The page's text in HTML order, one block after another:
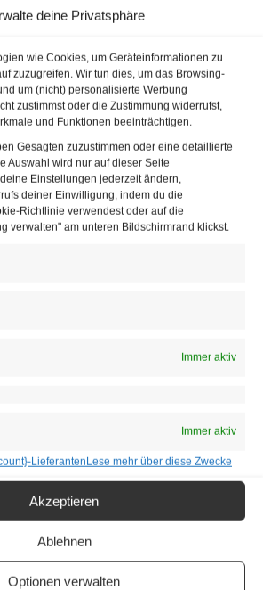
deine Privatsphäre
wie Cookies, um Geräteinformationen zu
zuzugreifen. Wir tun dies, um das Browsing-
um (nicht) personalisierte Werbung
zustimmst oder die Zustimmung widerrufst,
und Funktionen beeinträchtigen.
Gesagten zuzustimmen oder eine detaillierte
Auswahl wird nur auf dieser Seite
Einstellungen jederzeit ändern,
deiner Einwilligung, indem du die
Richtlinie verwendest oder auf die
verwalten" am unteren Bildschirmrand klickst.
Immer aktiv
Immer aktiv
LieferantenLese mehr über diese Zwecke
Akzeptieren
Ablehnen
Optionen verwalten
die an diesem
Mediaset, Kretinsky und KKR über
Daniel Kretinsky gibt kaum
liiert, der Tochter des reichsten
zuletzt gehört Kretinsky die
in seiner Heimat.